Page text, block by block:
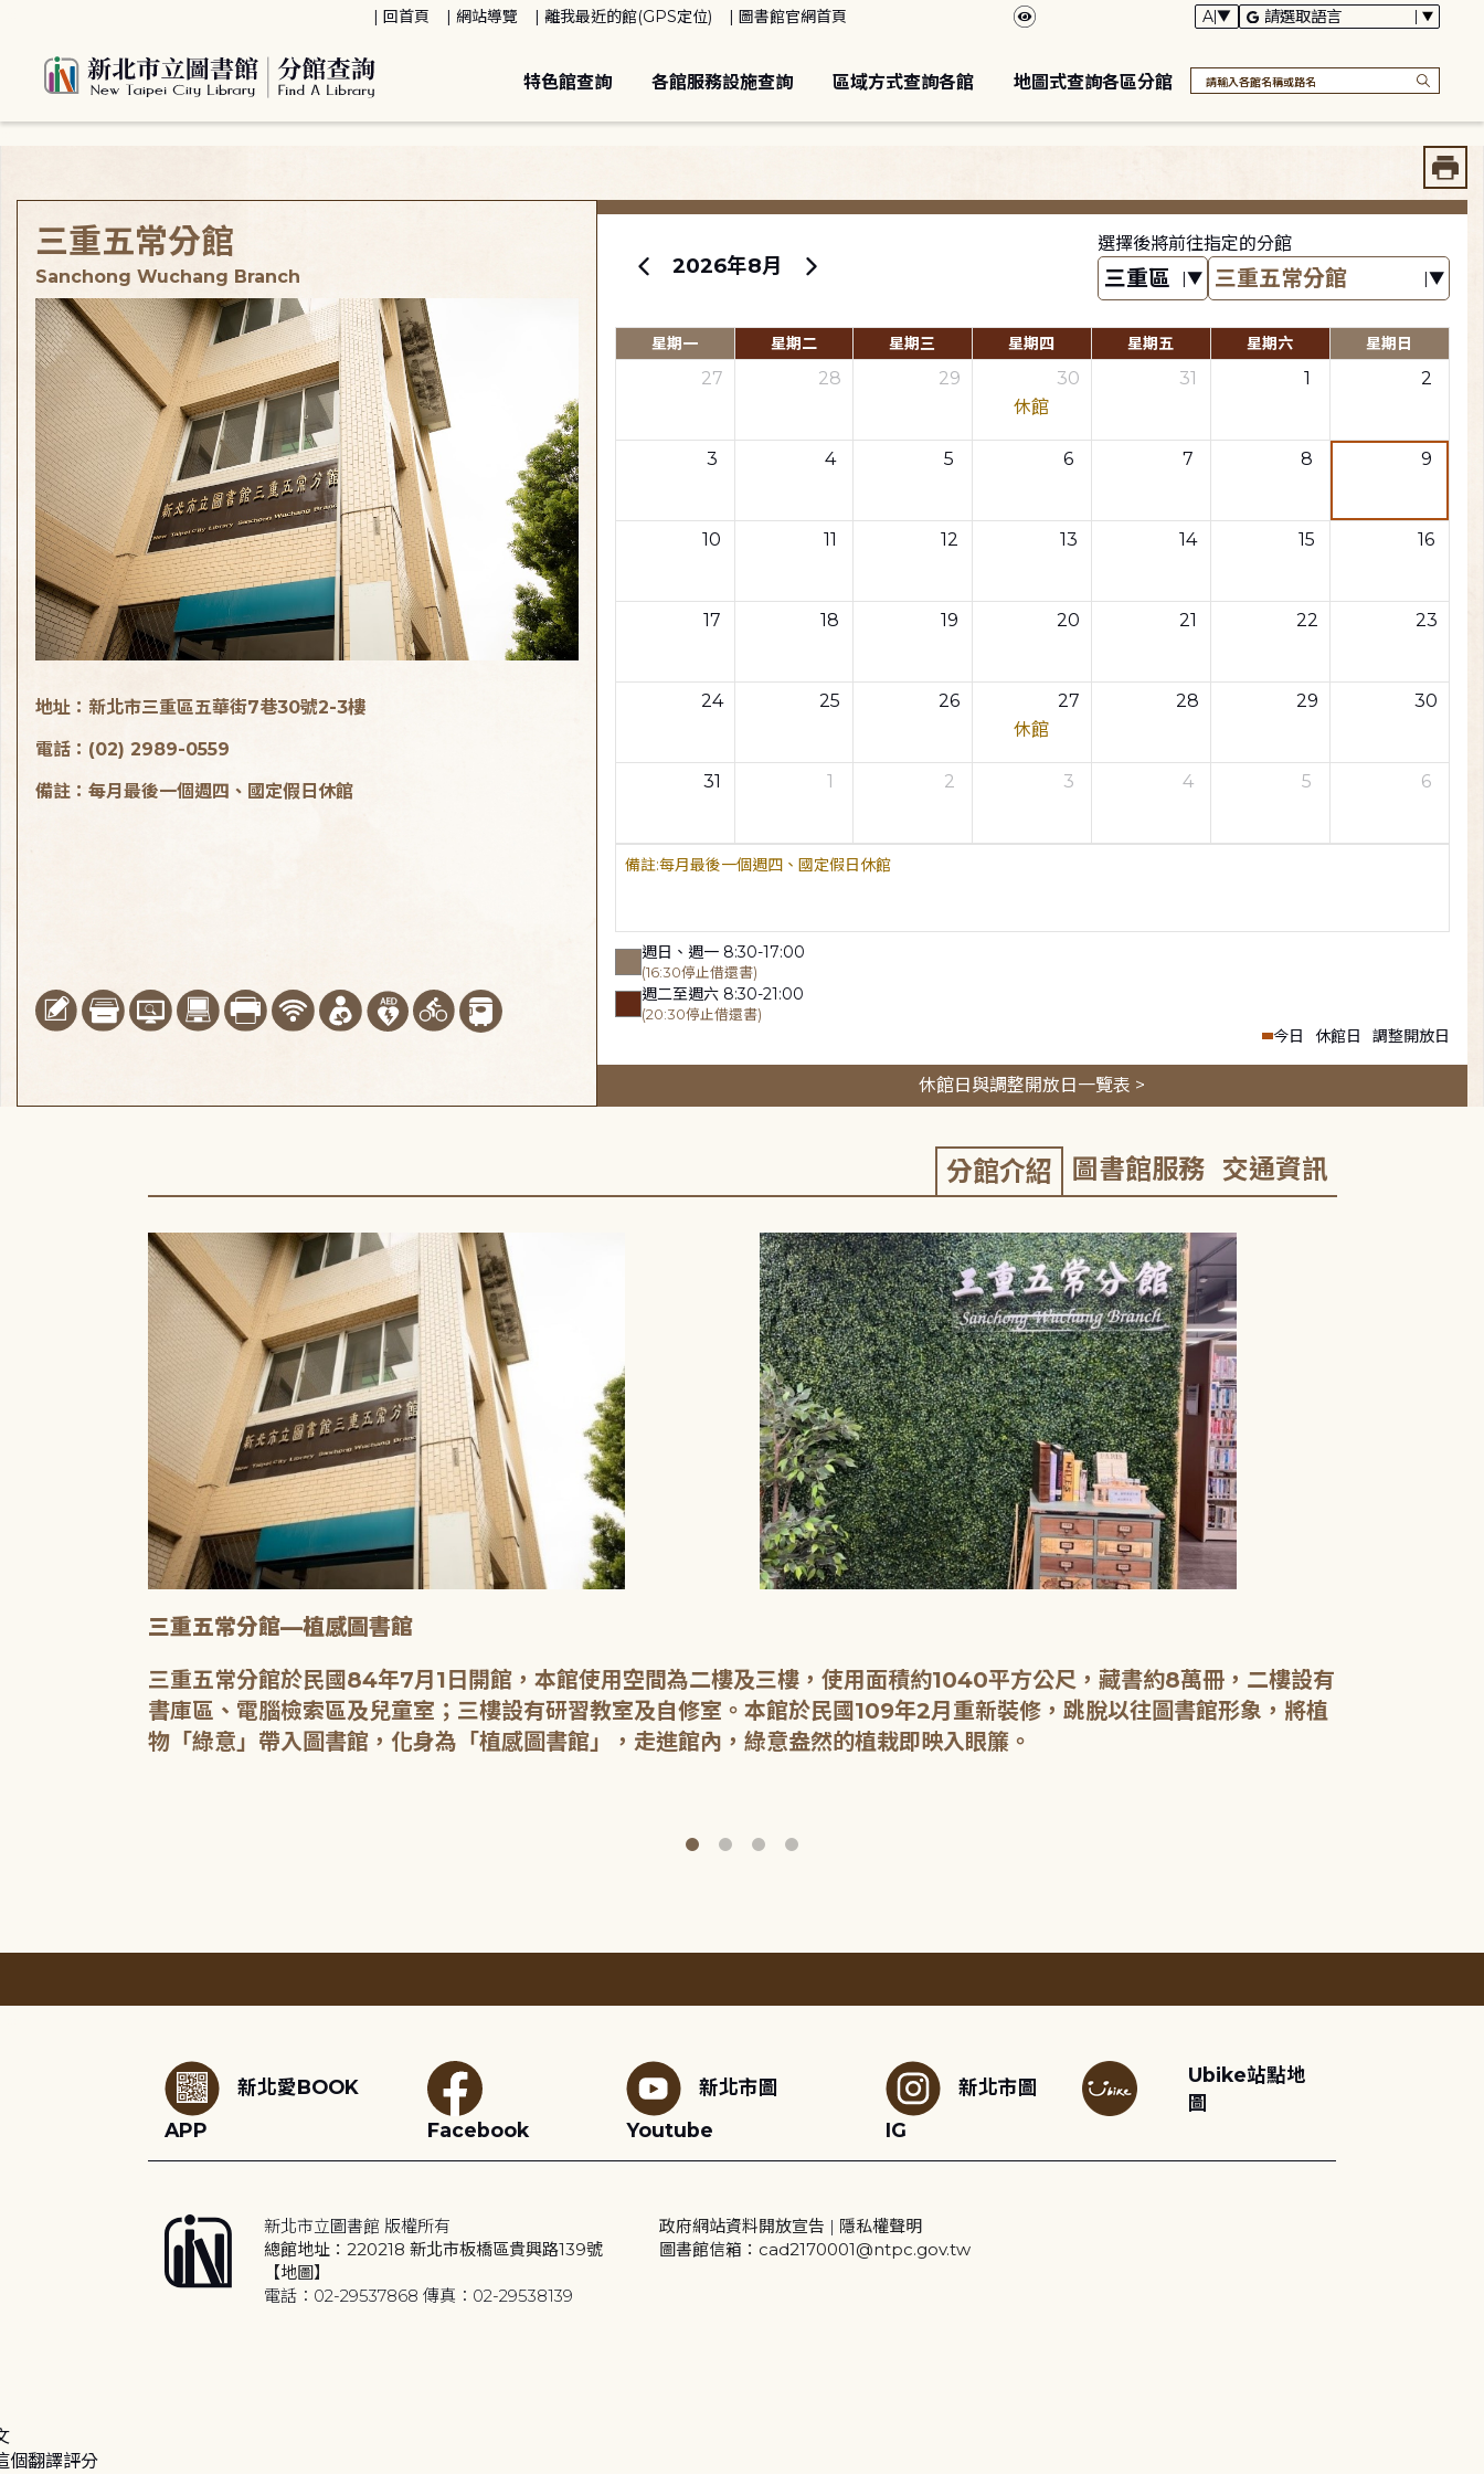
回首頁 網站導覽 離我最近的館(GPS定位) 圖書館官網首頁
特色館查詢 各館服務設施查詢 區域方式查詢各館 地圖式查詢各區分館
2026年8月
選擇後將前往指定的分館
星期一 星期二 星期三 星期四 星期五 星期六 星期日
27 28 29
30
休館
31 1 2
3 4 5 6 7 8 9
10 11 12 13 14 15 16
17 18 19 20 21 22 23
24 25 26
27
休館
28 29 30
31 1 2 3 4 5 6
每月最後一個週四、國定假日休館
週日、週一 8:30-17:00
(16:30停止借還書)
週二至週六 8:30-21:00
(20:30停止借還書)
今日 休館日 調整開放日
休館日與調整開放日一覽表 >
三重五常分館
Sanchong Wuchang Branch
地址：新北市三重區五華街7巷30號2-3樓
電話：(02) 2989-0559
備註：每月最後一個週四、國定假日休館
分館介紹 圖書館服務 交通資訊
三重五常分館—植感圖書館
三重五常分館於民國84年7月1日開館，本館使用空間為二樓及三樓，使用面積約1040平方公尺，藏書約8萬冊，二樓設有
書庫區、電腦檢索區及兒童室；三樓設有研習教室及自修室。本館於民國109年2月重新裝修，跳脫以往圖書館形象，將植
物「綠意」帶入圖書館，化身為「植感圖書館」，走進館內，綠意盎然的植栽即映入眼簾。
新北愛BOOK
APP
Facebook
新北市圖
Youtube
新北市圖
IG
Ubike站點地
圖
新北市立圖書館 版權所有
總館地址：220218 新北市板橋區貴興路139號
【地圖】
電話：02-29537868 傳真：02-29538139
政府網站資料開放宣告 | 隱私權聲明
圖書館信箱：cad2170001@ntpc.gov.tw
個翻譯評分